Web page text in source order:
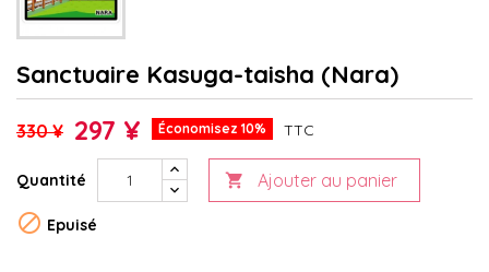
Sanctuaire Kasuga-taisha (Nara)
330 ¥ 297 ¥ Économisez 10% TTC
Quantité  Ajouter au panier
 Epuisé